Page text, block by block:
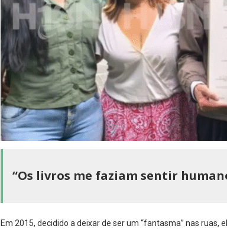
“Os livros me faziam sentir
Em 2015, decidido a deixar de ser um “fantasma” nas ruas,